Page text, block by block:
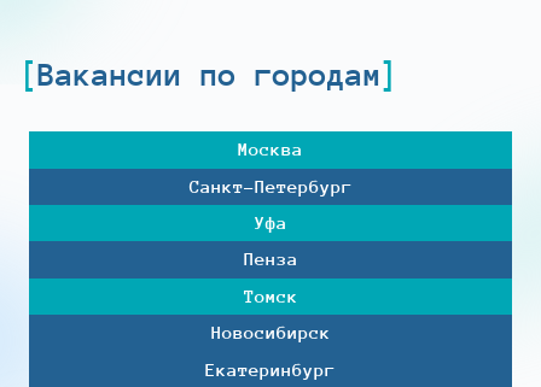
Вакансии по городам
Москва
Санкт-Петербург
Уфа
Пенза
Томск
Новосибирск
Екатеринбург